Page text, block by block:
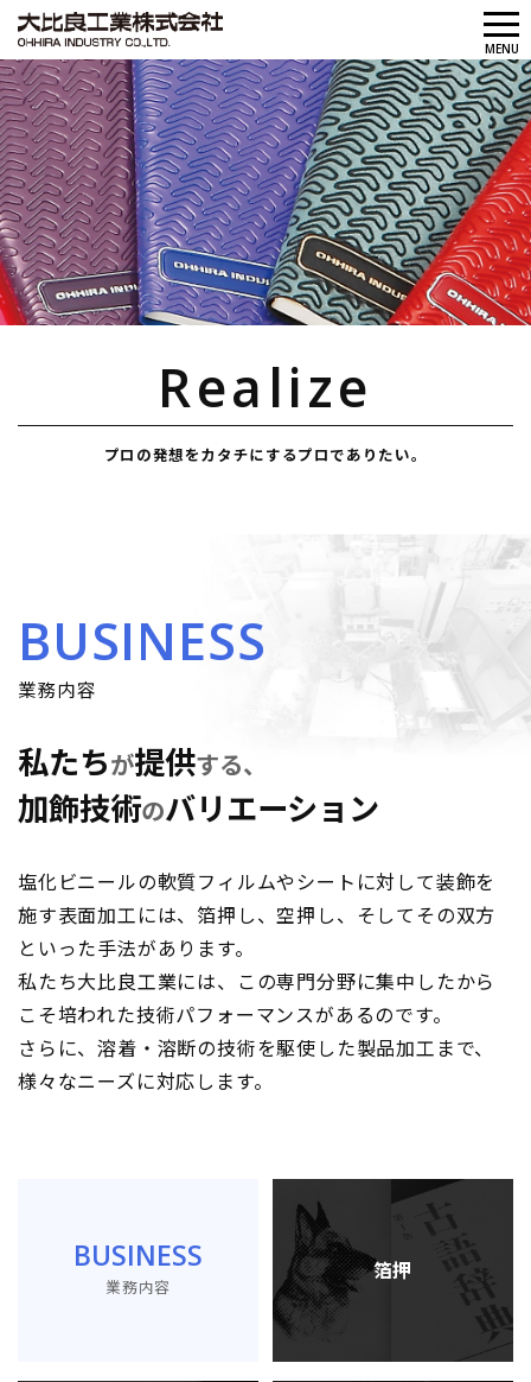
Realize
プロの発想をカタチにするプロでありたい。
BUSINESS
業務内容
私たちが提供する、
加飾技術のバリエーション
塩化ビニールの軟質フィルムやシートに対して装飾を
施す表面加工には、箔押し、空押し、そしてその双方
といった手法があります。
私たち大比良工業には、この専門分野に集中したから
こそ培われた技術パフォーマンスがあるのです。
さらに、溶着・溶断の技術を駆使した製品加工まで、
様々なニーズに対応します。
BUSINESS
業務内容
箔押
メ
ニ
ュ
ー
MENU